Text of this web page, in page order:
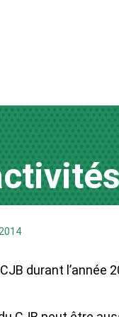
durant l’année